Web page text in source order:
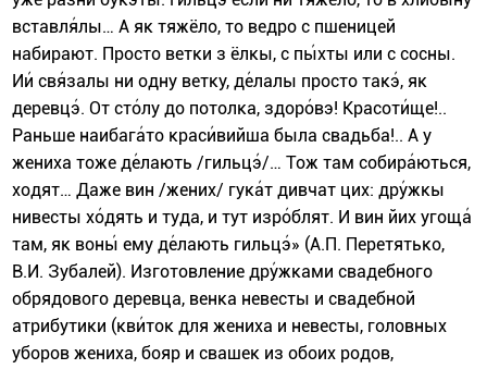
вставля́лы… А як тяжёло, то ведро с пшеницей
набирают. Просто ветки з ёлкы, с пы́хты или с сосны.
Ии́ свя́залы ни одну ветку, де́лалы просто такэ́, як
деревцэ́. От сто́лу до потолка, здоро́вэ! Красоти́ще!..
Раньше наибага́то краси́вийша была свадьба!.. А у
жениха тоже де́лають /гильцэ́/… Тож там собира́ються,
ходят… Даже вин /жених/ гука́т дивчат цих: дру́жкы
нивесты хо́дять и туда, и тут изро́блят. И вин йих угоща́
там, як воны́ ему де́лають гильцэ́» (А.П. Перетятько,
В.И. Зубалей). Изготовление дру́жками свадебного
обрядового деревца, венка невесты и свадебной
атрибутики (кви́ток для жениха и невесты, головных
уборов жениха, бояр и свашек из обоих родов,